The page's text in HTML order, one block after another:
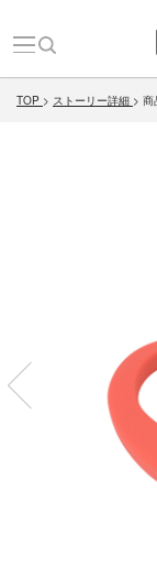
TOP ストーリー詳細 商